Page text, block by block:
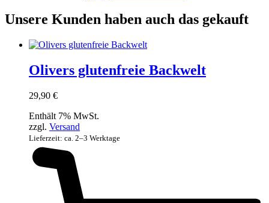
Unsere Kunden haben auch das gekauft
Olivers glutenfreie Backwelt
29,90 €
Enthält 7% MwSt.
zzgl. Versand
Lieferzeit: ca. 2–3 Werktage